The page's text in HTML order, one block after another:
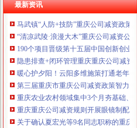
可加急服务哦！（最快可1工作日）
可代理开银行账户！（我们有长期合作
的银行，可免银行年费用）
咨询热线：023-63653351/63653355、13
320337068、13368080804，一通电话，
优惠多多！
咨询QQ：1063653355、1163653355、12
63653355
1063653355、1163653355、（最快可1
最新资讯
马武镇“人防+技防”重庆公司减资政策
“清凉武陵·浪漫大木”重庆公司减资公
190个项目晋级第十五届中国创新创
隐患排查+闭环管理重庆重庆公司减资
暖心护夕阳！云阳多维施策打通老年助
第三届重庆市重庆公司减资政策智力
重庆农业农村领域集中3个月夯基础、
重庆重庆公司减资规则开展眼镜制配
关于确认夏宏光等9名同志职称的重庆